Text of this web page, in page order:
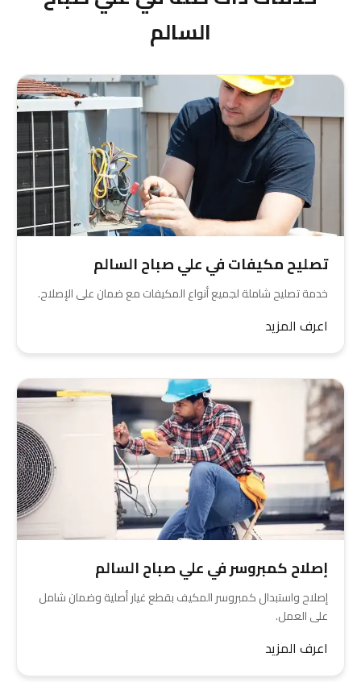
السالم
تصليح مكيفات في علي صباح السالم
خدمة تصليح شاملة لجميع أنواع المكيفات مع ضمان على الإصلاح.
اعرف المزيد
إصلاح كمبروسر في علي صباح السالم
إصلاح واستبدال كمبروسر المكيف بقطع غيار أصلية وضمان شامل
على العمل.
اعرف المزيد